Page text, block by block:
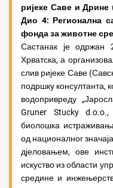
ријеке Саве и
Дио 4: Регионална
фонда за животне
Састанак је одржан
Хрватска, а
слив ријеке Саве
подршку консултанта,
водопривреду
Gruner Stucky
биолошка
од националног
дјеловањем, ове
искуство из области
средине и